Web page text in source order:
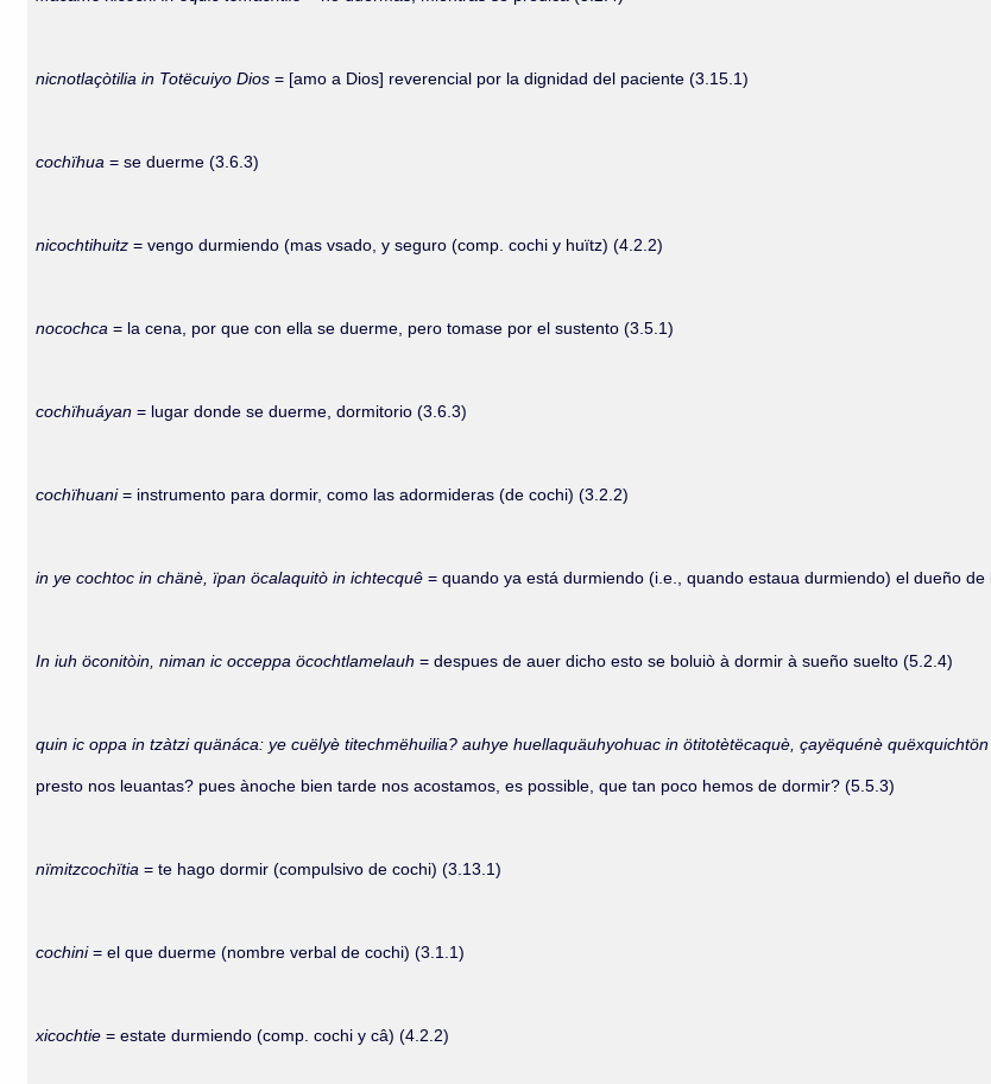
nicnotlaçòtilia in Totëcuiyo Dios= [amo a Dios] reverencial por la dignidad del paciente (3.15.1)
cochïhua= se duerme (3.6.3)
nicochtihuitz= vengo durmiendo (mas vsado, y seguro (comp. cochi y huïtz) (4.2.2)
nocochca= la cena, por que con ella se duerme, pero tomase por el sustento (3.5.1)
cochïhuáyan= lugar donde se duerme, dormitorio (3.6.3)
cochïhuani= instrumento para dormir, como las adormideras (de cochi) (3.2.2)
in ye cochtoc in chänè, ïpan öcalaquitò in ichtecquê= quando ya está durmiendo (i.e., quando estaua durmiendo) el dueño
In iuh öconitòin, niman ic occeppa öcochtlamelauh= despues de auer dicho esto se boluiò à dormir à sueño suelto (5.2.4)
quin ic oppa in tzàtzi quänáca: ye cuëlyè titechmëhuilia? auhye huellaquäuhyohuac in ötitotètëcaquè, çayëquénè
presto nos leuantas? pues ànoche bien tarde nos acostamos, es possible, que tan poco hemos de dormir? (5.5.3)
nïmitzcochïtia= te hago dormir (compulsivo de cochi) (3.13.1)
cochini= el que duerme (nombre verbal de cochi) (3.1.1)
xicochtie= estate durmiendo (comp. cochi y câ) (4.2.2)